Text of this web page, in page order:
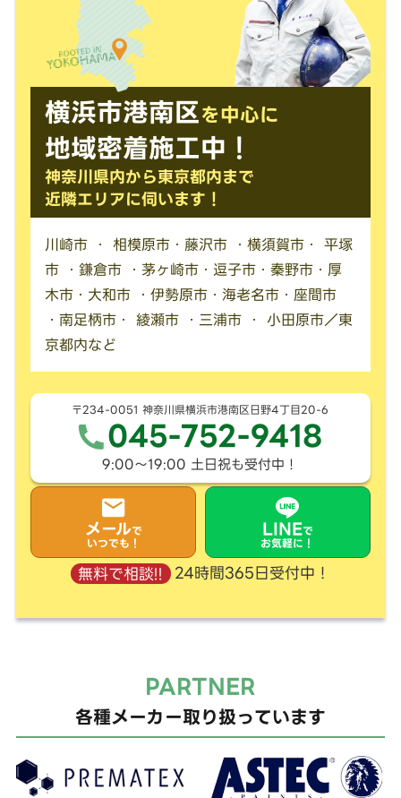
横浜市港南区 を中心に
地域密着施工中！
神奈川県内から東京都内まで
近隣エリアに伺います！
川崎市 ・ 相模原市・藤沢市 ・横須賀市・ 平塚
市 ・鎌倉市 ・茅ヶ崎市・逗子市・秦野市・厚
木市・大和市 ・伊勢原市・海老名市・座間市
・南足柄市・ 綾瀬市 ・三浦市 ・ 小田原市／東
京都内など
〒234-0051 神奈川県横浜市港南区日野4丁目20-6
045-752-9418
9:00〜19:00 土日祝も受付中！
メールで
いつでも！
LINEで
お気軽に！
無料で相談!! 24時間365日受付中！
PARTNER
各種メーカー取り扱っています